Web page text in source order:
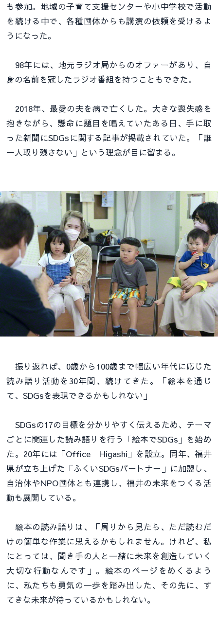
も参加。地域の子育て支援センターや小中学校で活動
を続ける中で、各種団体からも講演の依頼を受けるよ
うになった。
98年には、地元ラジオ局からのオファーがあり、自
身の名前を冠したラジオ番組を持つこともできた。
2018年、最愛の夫を病で亡くした。大きな喪失感を
抱きながら、懸命に題目を唱えていたある日、手に取
った新聞にSDGsに関する記事が掲載されていた。「誰
一人取り残さない」という理念が目に留まる。
振り返れば、0歳から100歳まで幅広い年代に応じた
読み語り活動を30年間、続けてきた。「絵本を通じ
て、SDGsを表現できるかもしれない」
SDGsの17の目標を分かりやすく伝えるため、テーマ
ごとに関連した読み語りを行う「絵本でSDGs」を始め
た。20年には「Office Higashi」を設立。同年、福井
県が立ち上げた「ふくいSDGsパートナー」に加盟し、
自治体やNPO団体とも連携し、福井の未来をつくる活
動も展開している。
絵本の読み語りは、「周りから見たら、ただ読むだ
けの簡単な作業に思えるかもしれません。けれど、私
にとっては、聞き手の人と一緒に未来を創造していく
大切な行動なんです」。絵本のページをめくるよう
に、私たちも勇気の一歩を踏み出した、その先に、す
てきな未来が待っているかもしれない。